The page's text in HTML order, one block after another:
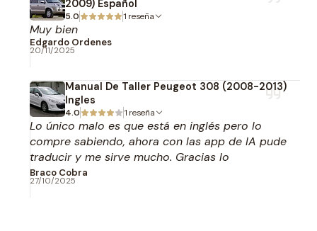
2009) Español
5.0 1 reseña
Muy bien
Edgardo Ordenes
20/11/2025
Manual De Taller Peugeot 308 (2008-2013)
Ingles
4.0 1 reseña
Lo único malo es que está en inglés pero lo
compre sabiendo, ahora con las app de IA pude
traducir y me sirve mucho. Gracias lo
recomiendo.
Braco Cobra
27/10/2025